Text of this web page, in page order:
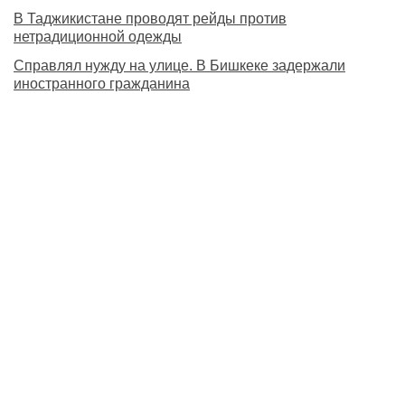
В Таджикистане проводят рейды против
нетрадиционной одежды
Справлял нужду на улице. В Бишкеке задержали
иностранного гражданина